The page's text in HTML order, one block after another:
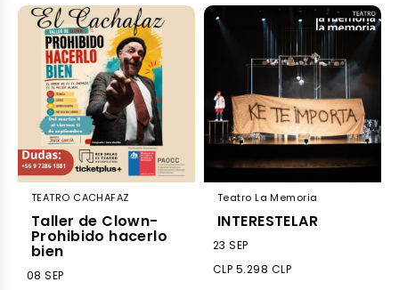
TEATRO CACHAFAZ
Taller de Clown-
Prohibido hacerlo
bien
08 SEP
Teatro La Memoria
INTERESTELAR
23 SEP
CLP 5.298 CLP